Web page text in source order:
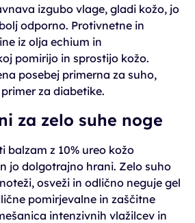
izgubo vlage, gladi kožo, jo
odporno. Protivnetne in
iz olja echium in
pomirijo in sprostijo kožo.
posebej primerna za suho,
za diabetike.
za zelo suhe noge
balzam z 10% ureo kožo
jo dolgotrajno hrani. Zelo suho
osveži in odlično neguje gel
pomirjevalne in zaščitne
intenzivnih vlažilcev in